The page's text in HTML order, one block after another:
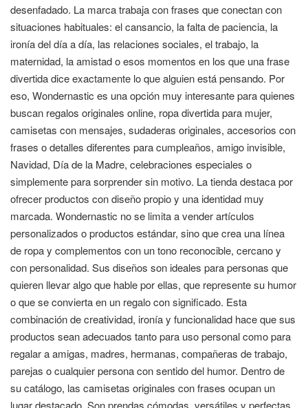
desenfadado. La marca trabaja con frases que conectan con
situaciones habituales: el cansancio, la falta de paciencia, la
ironía del día a día, las relaciones sociales, el trabajo, la
maternidad, la amistad o esos momentos en los que una frase
divertida dice exactamente lo que alguien está pensando. Por
eso, Wondernastic es una opción muy interesante para quienes
buscan regalos originales online, ropa divertida para mujer,
camisetas con mensajes, sudaderas originales, accesorios con
frases o detalles diferentes para cumpleaños, amigo invisible,
Navidad, Día de la Madre, celebraciones especiales o
simplemente para sorprender sin motivo. La tienda destaca por
ofrecer productos con diseño propio y una identidad muy
marcada. Wondernastic no se limita a vender artículos
personalizados o productos estándar, sino que crea una línea
de ropa y complementos con un tono reconocible, cercano y
con personalidad. Sus diseños son ideales para personas que
quieren llevar algo que hable por ellas, que represente su humor
o que se convierta en un regalo con significado. Esta
combinación de creatividad, ironía y funcionalidad hace que sus
productos sean adecuados tanto para uso personal como para
regalar a amigas, madres, hermanas, compañeras de trabajo,
parejas o cualquier persona con sentido del humor. Dentro de
su catálogo, las camisetas originales con frases ocupan un
lugar destacado. Son prendas cómodas, versátiles y perfectas